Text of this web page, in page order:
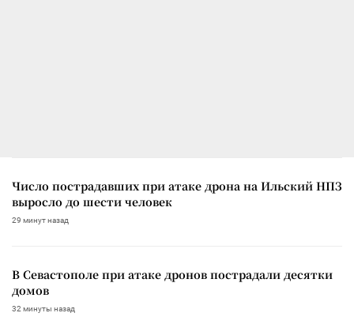
Число пострадавших при атаке дрона на Ильский НПЗ
выросло до шести человек
29 минут назад
В Севастополе при атаке дронов пострадали десятки
домов
32 минуты назад